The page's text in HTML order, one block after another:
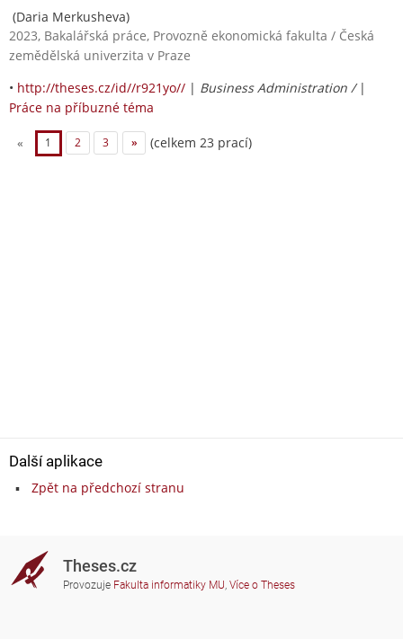
(Daria Merkusheva)
2023, Bakalářská práce, Provozně ekonomická fakulta / Česká
zemědělská univerzita v Praze
• http://theses.cz/id//r921yo// | Business Administration / |
Práce na příbuzné téma
« 1 2 3 » (celkem 23 prací)
Další aplikace
Zpět na předchozí stranu
Theses.cz
Provozuje Fakulta informatiky MU, Více o Theses